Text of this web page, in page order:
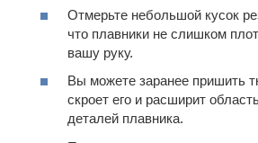
Отмерьте небольшой кусок
что плавники не слишком
вашу руку.
Вы можете заранее пришить
скроет его и расширит
деталей плавника.